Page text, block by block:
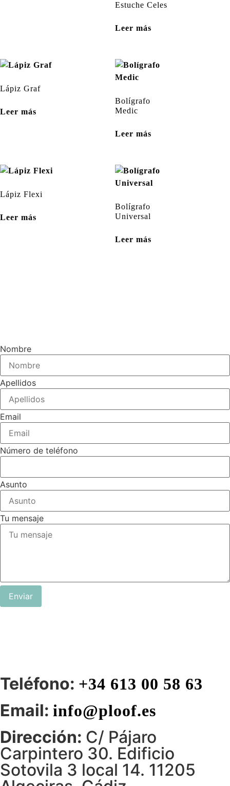
Estuche Celes
Leer más
Lápiz Graf
Leer más
Bolígrafo
Medic
Leer más
Lápiz Flexi
Leer más
Bolígrafo
Universal
Leer más
Nombre
Apellidos
Email
Número de teléfono
Asunto
Tu mensaje
Enviar
Teléfono: +34 613 00 58 63
Email: info@ploof.es
Dirección: C/ Pájaro
Carpintero 30. Edificio
Sotovila 3 local 14. 11205